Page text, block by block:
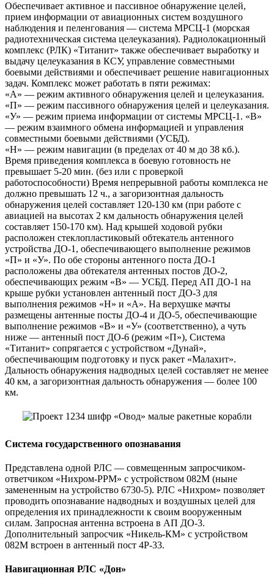
Обеспечивает активное и пассивное обнаружение целей,
прием информации от авиационных систем воздушного
наблюдения и пеленгования — система МРСЦ-1 (морская
радиотехническая система целеуказания). Радиолокационный
комплекс (РЛК) «Титанит» также обеспечивает выработку и
выдачу целеуказания в КСУ, управление совместными
боевыми действиями и обеспечивает решение навигационных
задач. Комплекс может работать в пяти режимах:
«А» — режим активного обнаружения целей и целеуказания.
«П» — режим пассивного обнаружения целей и целеуказания.
«У» — режим приема информации от системы МРСЦ-1. «В»
— режим взаимного обмена информацией и управления
совместными боевыми действиями (УСБД).
«Н» — режим навигации (в пределах от 40 м до 38 кб.).
Время приведения комплекса в боевую готовность не
превышает 5-20 мин. (без или с проверкой
работоспособности) Время непрерывной работы комплекса не
должно превышать 12 ч., а загоризонтная дальность
обнаружения целей составляет 120-130 км (при работе с
авиацией на высотах 2 км дальность обнаружения целей
составляет 150-170 км). Над крышей ходовой рубки
расположен стеклопластиковый обтекатель антенного
устройства ДО-1, обеспечивающего выполнение режимов
«П» и «У». По обе стороны антенного поста ДО-1
расположены два обтекателя антенных постов ДО-2,
обеспечивающих режим «В» — УСБД. Перед АП ДО-1 на
крыше рубки установлен антенный пост ДО-3 для
выполнения режимов «Н» и «А». На верхушке мачты
размещены антенные посты ДО-4 и ДО-5, обеспечивающие
выполнение режимов «В» и «У» (соответственно), а чуть
ниже — антенный пост ДО-6 (режим «П»), Система
«Титанит» сопрягается с устройством «Дунай»,
обеспечивающим подготовку и пуск ракет «Малахит».
Дальность обнаружения надводных целей составляет не менее
40 км, а загоризонтная дальность обнаружения — более 100
км.
Система государственного опознавания
Представлена одной РЛС — совмещенным запросчиком-
ответчиком «Нихром-РРМ» с устройством 082М (ныне
замененным на устройство 6730-5). РЛС «Нихром» позволяет
проводить опознавание надводных и воздушных целей для
определения их принадлежности к своим вооруженным
силам. Запросная антенна встроена в АП ДО-3.
Дополнительный запросчик «Никель-КМ» с устройством
082М встроен в антенный пост 4Р-33.
Навигационная РЛС «Дон»